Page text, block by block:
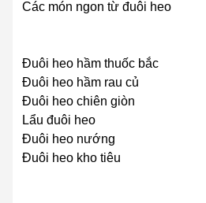
Các món ngon từ đuôi heo
Đuôi heo hầm thuốc bắc
Đuôi heo hầm rau củ
Đuôi heo chiên giòn
Lẩu đuôi heo
Đuôi heo nướng
Đuôi heo kho tiêu